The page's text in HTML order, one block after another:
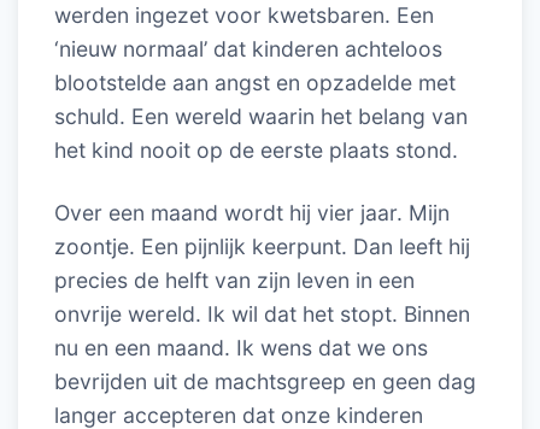
werden ingezet voor kwetsbaren. Een
‘nieuw normaal’ dat kinderen achteloos
blootstelde aan angst en opzadelde met
schuld. Een wereld waarin het belang van
het kind nooit op de eerste plaats stond.
Over een maand wordt hij vier jaar. Mijn
zoontje. Een pijnlijk keerpunt. Dan leeft hij
precies de helft van zijn leven in een
onvrije wereld. Ik wil dat het stopt. Binnen
nu en een maand. Ik wens dat we ons
bevrijden uit de machtsgreep en geen dag
langer accepteren dat onze kinderen